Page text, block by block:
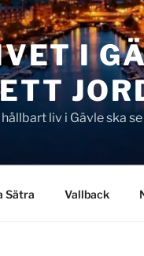
I
liv i Gävle ska
Sätra Vallback